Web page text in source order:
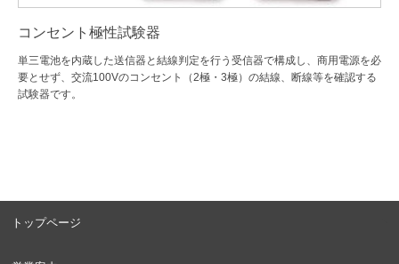
コンセント極性試験器
単三電池を内蔵した送信器と結線判定を行う受信器で構成し、商用電源を必
要とせず、交流100Vのコンセント（2極・3極）の結線、断線等を確認する
試験器です。
トップページ